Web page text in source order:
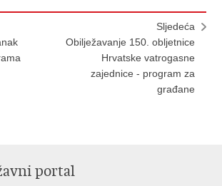
Sljedeća
Obilježavanje 150. obljetnice
Hrvatske vatrogasne
zajednice - program za
građane
portal